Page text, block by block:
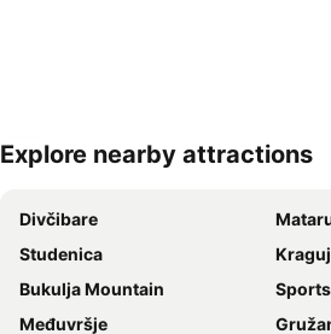
Explore nearby attractions
Divčibare
Studenica
Bukulja Mountain
Međuvršje